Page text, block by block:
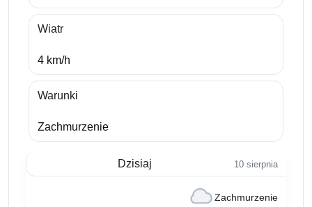
Wiatr
4 km/h
Warunki
Zachmurzenie
Dzisiaj 10 sierpnia
Zachmurzenie